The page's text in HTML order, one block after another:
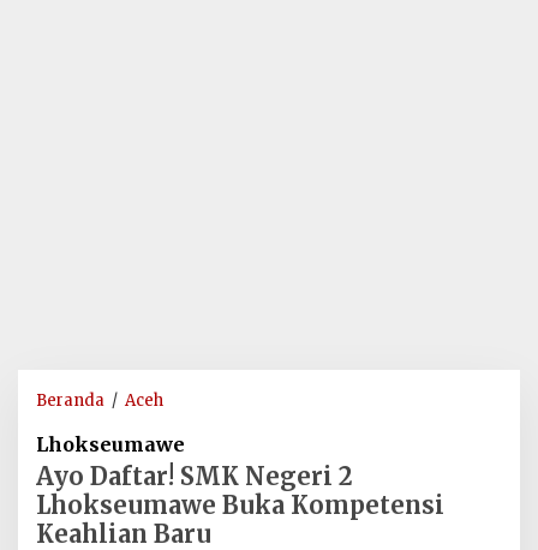
Beranda / Aceh
SMK
Negeri
2
Lhokseumawe
Lhokseumawe
Ayo Daftar! SMK Negeri 2
Lhokseumawe Buka Kompetensi
Keahlian Baru